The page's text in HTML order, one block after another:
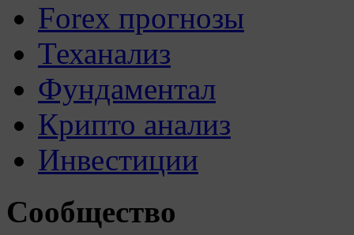
Forex прогнозы
Теханализ
Фундаментал
Крипто анализ
Инвестиции
Сообщество